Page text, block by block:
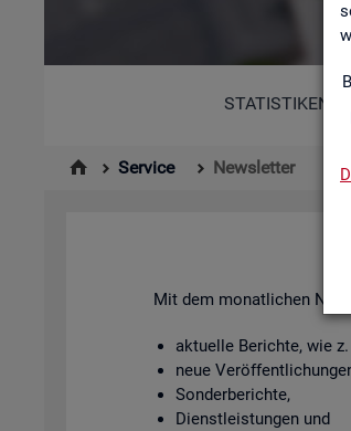
STATISTIKEN
Service Newsletter
Mit dem mo­nat­li­chen
ak­tu­el­le Be­rich­te, wie
neue
Son­der­be­rich­te,
Dienst­leis­tun­gen und